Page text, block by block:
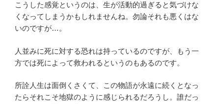
こうした感覚というのは、生が活動的過ぎると気づけな
くなってしまうかもしれませんね。勿論それも悪くはな
いのですが…。
人並みに死に対する恐れは持っているのですが、もう一
方では死によって救われるというのもあるのです。
所詮人生は面倒くさくて、この物語が永遠に続くとなっ
たらそれこそ地獄のように感じられるだろうし。誰だっ